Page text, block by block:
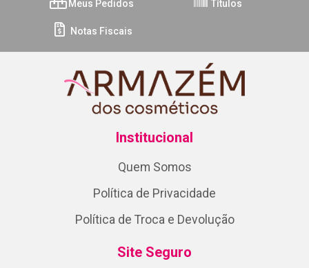
Meus Pedidos Títulos
Notas Fiscais
Institucional
Quem Somos
Política de Privacidade
Política de Troca e Devolução
Site Seguro